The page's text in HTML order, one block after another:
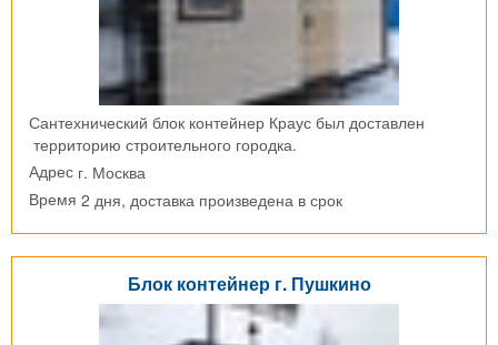
Сантехнический блок контейнер Краус был доставлен
территорию строительного городка.
Адрес г. Москва
Время 2 дня, доставка произведена в срок
Блок контейнер г. Пушкино